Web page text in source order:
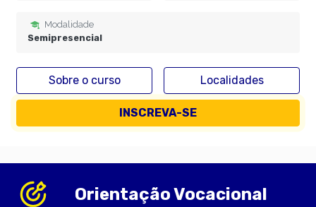
Modalidade
Semipresencial
Sobre o curso Localidades
INSCREVA-SE
Orientação Vocacional